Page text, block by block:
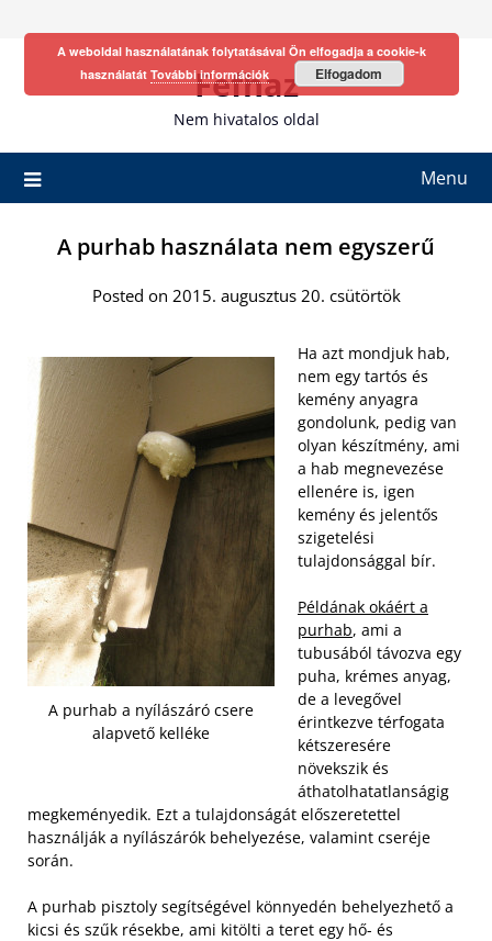
Fefhaz
Nem hivatalos oldal
Menu
A purhab használata nem egyszerű
Posted on 2015. augusztus 20. csütörtök
A purhab a nyílászáró csere
alapvető kelléke
Ha azt mondjuk hab,
nem egy tartós és
kemény anyagra
gondolunk, pedig van
olyan készítmény, ami
a hab megnevezése
ellenére is, igen
kemény és jelentős
szigetelési
tulajdonsággal bír.
Példának okáért a
purhab, ami a
tubusából távozva egy
puha, krémes anyag,
de a levegővel
érintkezve térfogata
kétszeresére
növekszik és
áthatolhatatlanságig
megkeményedik. Ezt a tulajdonságát előszeretettel
használják a nyílászárók behelyezése, valamint cseréje
során.
A purhab pisztoly segítségével könnyedén behelyezhető a
kicsi és szűk résekbe, ami kitölti a teret egy hő- és
A weboldal használatának folytatásával Ön elfogadja a cookie-k
használatát További információk Elfogadom